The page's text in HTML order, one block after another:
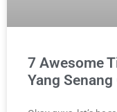
7 Awesome
Yang Senang